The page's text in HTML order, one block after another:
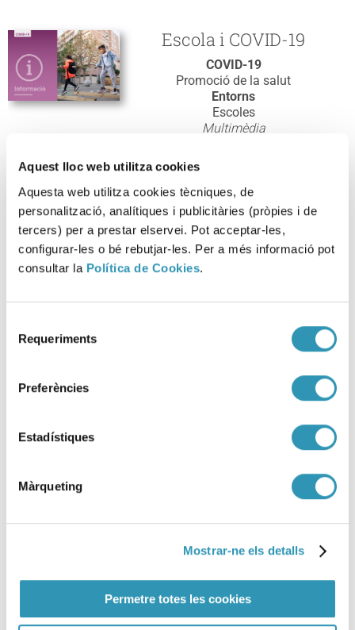
Aquest lloc web utilitza cookies
Aquesta web utilitza cookies tècniques, de
personalització, analítiques i publicitàries (pròpies i de
tercers) per a prestar elservei. Pot acceptar-les,
configurar-les o bé rebutjar-les. Per a més informació pot
consultar la Política de Cookies.
Requeriments
Preferències
Estadístiques
Màrqueting
Mostrar-ne els detalls
Permetre totes les cookies
Escola i COVID-19
COVID-19
Promoció de la salut
Entorns
Escoles
Multimèdia
Més informació
sobre: Escola i COVID-19